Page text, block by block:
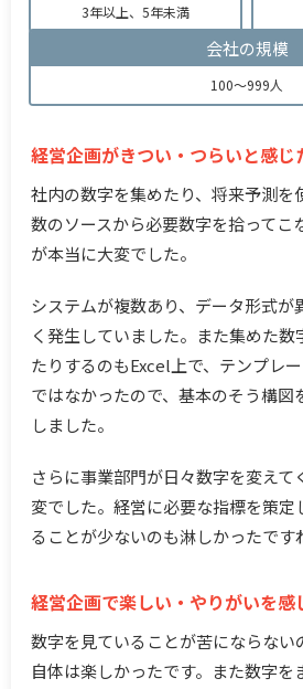
3年以上、5年未満
会社の規模
100～999人
経営企画がきつい・つらいと感じ
社内の数字を集めたり、将来予測を
数のソースから必要数字を拾ってこ
が本当に大変でした。
システムが複数あり、データ形式が
く発生していました。また集めた
たりするのもExcel上で、テンプレ
ではなかったので、基本のそう構図
しました。
さらに事業部門が日々数字を変え
変でした。経営に必要な指標を策
ることが少ないのも淋しかったです
経営企画で楽しい・やりがいを感
数字を見ていることが苦にならない
自体は楽しかったです。また数字を